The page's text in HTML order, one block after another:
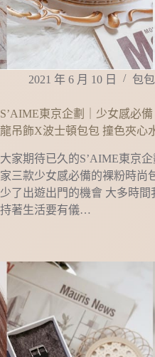
2021 年 6 月 10 日 包包
S’AIME東京企劃｜少女感必
龍吊飾X波士頓包包 撞色夾心
大家期待已久的S’AIME東京
家三款少女感必備的裸粉時尚
少了出遊出門的機會 大多時
持著生活要有儀…